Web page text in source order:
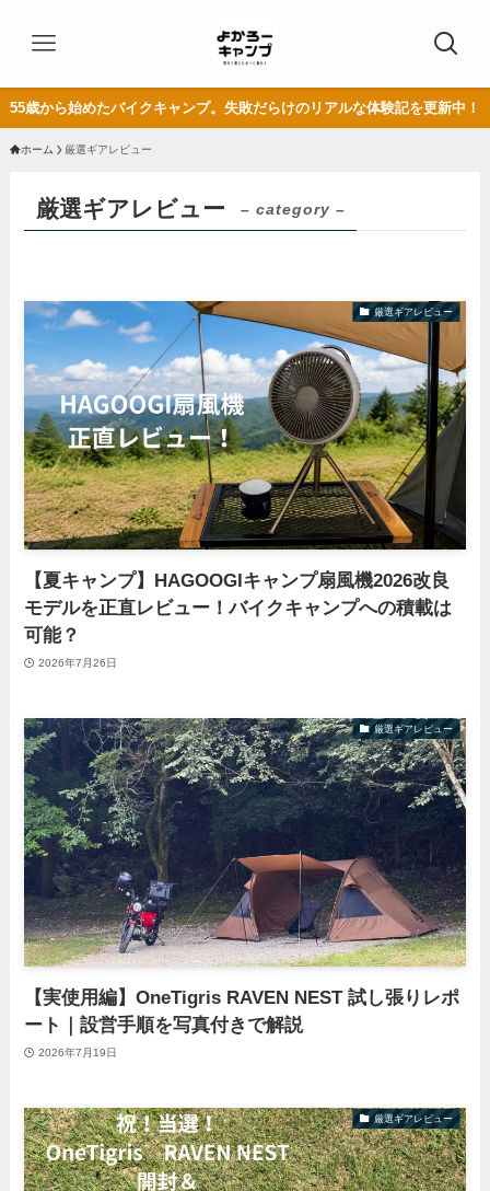
55歳から始めたバイクキャンプ。失敗だらけのリアルな体験記を更新中！
ホーム 厳選ギアレビュー
厳選ギアレビュー – category –
厳選ギアレビュー
【夏キャンプ】HAGOOGIキャンプ扇風機2026改良
モデルを正直レビュー！バイクキャンプへの積載は
可能？
2026年7月26日
厳選ギアレビュー
【実使用編】OneTigris RAVEN NEST 試し張りレポ
ート｜設営手順を写真付きで解説
2026年7月19日
厳選ギアレビュー